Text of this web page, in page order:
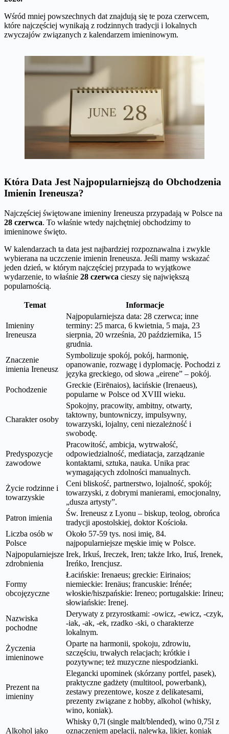
Wśród mniej powszechnych dat znajdują się te poza czerwcem,
które najczęściej wynikają z rodzinnych tradycji i lokalnych
zwyczajów związanych z kalendarzem imieninowym.
Która Data Jest Najpopularniejszą do Obchodzenia
Imienin Ireneusza?
Najczęściej świętowane imieniny Ireneusza przypadają w Polsce na
28 czerwca. To właśnie wtedy najchętniej obchodzimy to
imieninowe święto.
W kalendarzach ta data jest najbardziej rozpoznawalna i zwykle
wybierana na uczczenie imienin Ireneusza. Jeśli mamy wskazać
jeden dzień, w którym najczęściej przypada to wyjątkowe
wydarzenie, to właśnie 28 czerwca cieszy się największą
popularnością.
Temat Informacje
Imieniny
Ireneusza
Najpopularniejsza data: 28 czerwca; inne
terminy: 25 marca, 6 kwietnia, 5 maja, 23
sierpnia, 20 września, 20 października, 15
grudnia.
Znaczenie
imienia Ireneusz
Symbolizuje spokój, pokój, harmonię,
opanowanie, rozwagę i dyplomację. Pochodzi z
języka greckiego, od słowa „eirene” – pokój.
Pochodzenie
Greckie (Eirēnaios), łacińskie (Irenaeus),
popularne w Polsce od XVIII wieku.
Charakter osoby
Spokojny, pracowity, ambitny, otwarty,
taktowny, buntowniczy, impulsywny,
towarzyski, lojalny, ceni niezależność i
swobodę.
Predyspozycje
zawodowe
Pracowitość, ambicja, wytrwałość,
odpowiedzialność, mediatacja, zarządzanie
kontaktami, sztuka, nauka. Unika prac
wymagających zdolności manualnych.
Życie rodzinne i
towarzyskie
Ceni bliskość, partnerstwo, lojalność, spokój;
towarzyski, z dobrymi manierami, emocjonalny,
„dusza artysty”.
Patron imienia
Św. Ireneusz z Lyonu – biskup, teolog, obrońca
tradycji apostolskiej, doktor Kościoła.
Liczba osób w
Polsce
Około 57-59 tys. nosi imię, 84.
najpopularniejsze męskie imię w Polsce.
Najpopularniejsze
zdrobnienia
Irek, Irkuś, Ireczek, Iren; także Irko, Iruś, Irenek,
Ireńko, Irencjusz.
Formy
obcojęzyczne
Łacińskie: Irenaeus; greckie: Eirinaios;
niemieckie: Irenäus; francuskie: Irénée;
włoskie/hiszpańskie: Ireneo; portugalskie: Irineu;
słowiańskie: Irenej.
Nazwiska
pochodne
Derywaty z przyrostkami: -owicz, -ewicz, -czyk,
-iak, -ak, -ek, rzadko -ski, o charakterze
lokalnym.
Życzenia
imieninowe
Oparte na harmonii, spokoju, zdrowiu,
szczęściu, trwałych relacjach; krótkie i
pozytywne; też muzyczne niespodzianki.
Prezent na
imieniny
Elegancki upominek (skórzany portfel, pasek),
praktyczne gadżety (multitool, powerbank),
zestawy prezentowe, kosze z delikatesami,
prezenty związane z hobby, alkohol (whisky,
wino, koniak).
Alkohol jako
Whisky 0,7l (single malt/blended), wino 0,75l z
oznaczeniem apelacji, nalewka, likier, koniak